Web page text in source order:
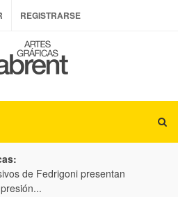
REGISTRARSE
de Fedrigoni presentan